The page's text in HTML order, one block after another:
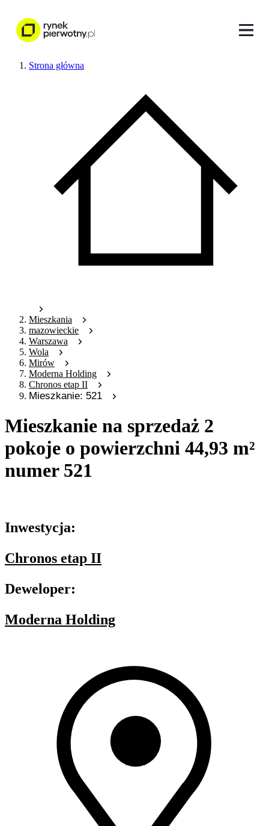
Strona główna
Mieszkania
mazowieckie
Warszawa
Wola
Mirów
Moderna Holding
Chronos etap II
Mieszkanie: 521
Mieszkanie na sprzedaż 2
pokoje o powierzchni 44,93 m²
numer 521
Inwestycja:
Chronos etap II
Deweloper:
Moderna Holding